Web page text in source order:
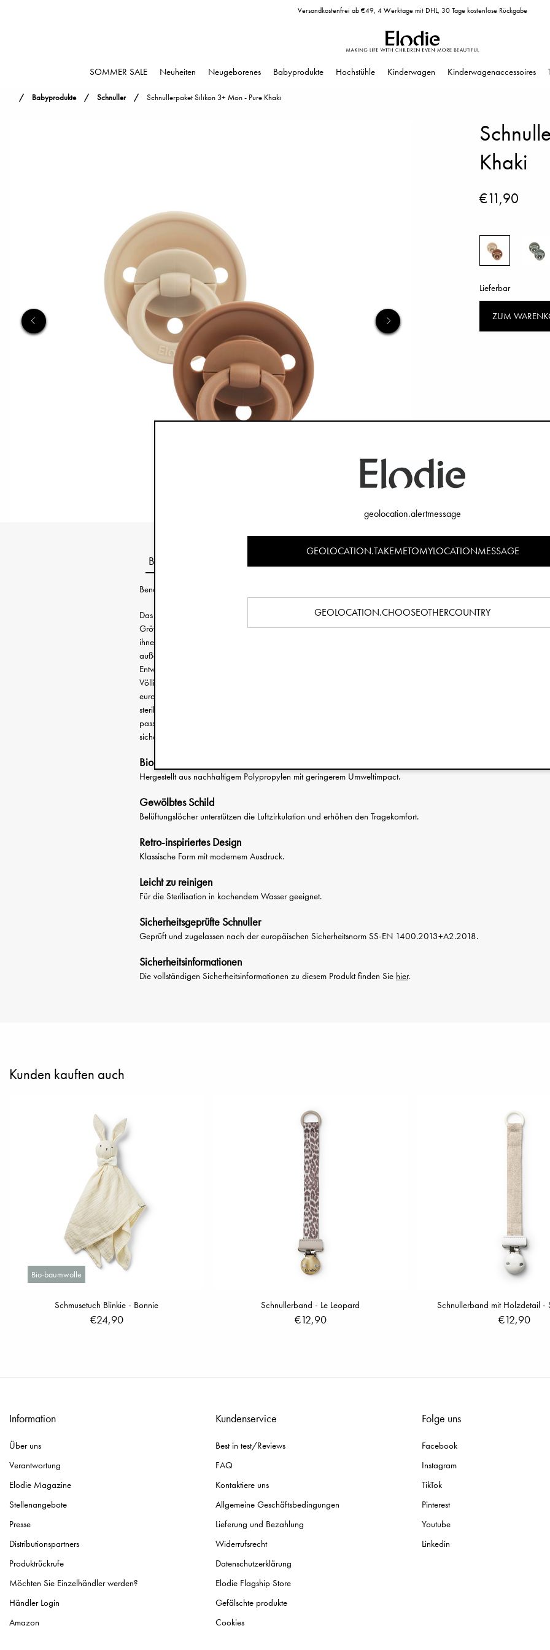
Versandkostenfrei ab €49, 4 Werktage mit DHL, 30 Tage kostenlose Rückgabe
SOMMER SALE Neuheiten Neugeborenes Babyprodukte Hochstühle Kinderwagen Kinderwagenaccessoires
Babyprodukte Schnuller Schnullerpaket Silikon 3+ Mon - Pure Khaki
Khaki
€11,90
Lieferbar
ZUM
Beschreibung
Benötigen Sie Hilfe bei der Auswahl des richtigen Schnullers? Lesen Sie unseren
Das Schnullerpaket ist ein Doppelpack Schnuller mit runden Saugern aus Silikon, erhältlich in den
Größen Newborn und +3 Monate. Die gedämpften Farbtöne und das Knopf-Ring-Design verleihen
ihnen einen retro-inspirierten Look, in den man sich leicht verlieben kann. Der Schild ist leicht nach
außen gebogen und mit drei Lüftungslöchern ausgestattet, um die Luftzirkulation zu ermöglichen.
Entwickelt, um die empfindliche Haut um den Mund Ihres Babys herum vor Reizungen zu schützen.
Völlig frei von schädlichen Substanzen wie Phthalaten und PVC. Geprüft und zugelassen nach der
europäischen Sicherheitsnorm DIN EN 1400. Leicht zu reinigen und in kochendem Wasser zu
sterilisieren. Eine vollständige Gebrauchsanweisung ist enthalten. Für alle Schnuller gibt es ein
passendes Schnullerband im Sortiment von Elodie, um den Look zu vervollständigen und
sicherzustellen, dass der Schnuller immer sauber und griffbereit ist.
Bio-zirkuläres Material
Hergestellt aus nachhaltigem Polypropylen mit geringerem Umweltimpact.
Gewölbtes Schild
Belüftungslöcher unterstützen die Luftzirkulation und erhöhen den Tragekomfort.
Retro-inspiriertes Design
Klassische Form mit modernem Ausdruck.
Leicht zu reinigen
Für die Sterilisation in kochendem Wasser geeignet.
Sicherheitsgeprüfte Schnuller
Geprüft und zugelassen nach der europäischen Sicherheitsnorm SS-EN 1400.2013+A2.2018.
Sicherheitsinformationen
Die vollständigen Sicherheitsinformationen zu diesem Produkt finden Sie hier.
Kunden kauften auch
Bio-baumwolle
Schmusetuch Blinkie - Bonnie
€24,90
Schnullerband - Le Leopard
€12,90
Schnullerband mit Holzdetail -
€12,90
Information
Über uns
Verantwortung
Elodie Magazine
Stellenangebote
Presse
Distributionspartners
Produktrückrufe
Möchten Sie Einzelhändler werden?
Händler Login
Amazon
Kundenservice
Best in test/Reviews
FAQ
Kontaktiere uns
Allgemeine Geschäftsbedingungen
Lieferung und Bezahlung
Widerrufsrecht
Datenschutzerklärung
Elodie Flagship Store
Gefälschte produkte
Cookies
Folge uns
Facebook
Instagram
TikTok
Pinterest
Youtube
Linkedin
geolocation.alertmessage
GEOLOCATION.TAKEMETOMYLOCATIONMESSAGE
GEOLOCATION.CHOOSEOTHERCOUNTRY